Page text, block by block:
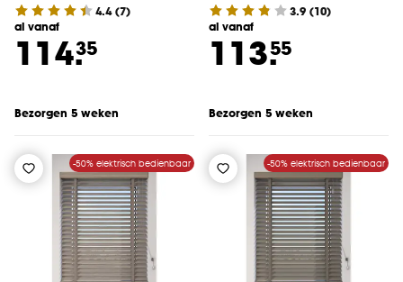
4.4(7)
al vanaf
114.35
Bezorgen 5 weken
3.9 (10)
al vanaf
113.55
Bezorgen 5 weken
-50% elektrisch bedienbaar -50% elektrisch bedienbaar